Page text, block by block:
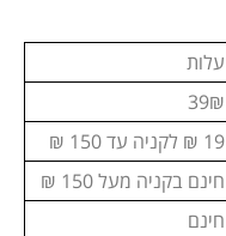
עלות
39₪
19 ₪ לקניה עד 150 ₪
חינם בקניה מעל 150 ₪
חינם